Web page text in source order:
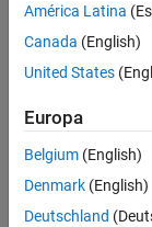
América Latina
Canada (English)
United States
Europa
Belgium (English)
Denmark (English)
Deutschland
Centro di fiducia
Antipirateria